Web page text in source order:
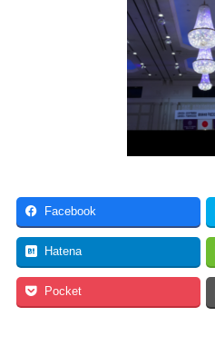
Facebook
Hatena
Pocket